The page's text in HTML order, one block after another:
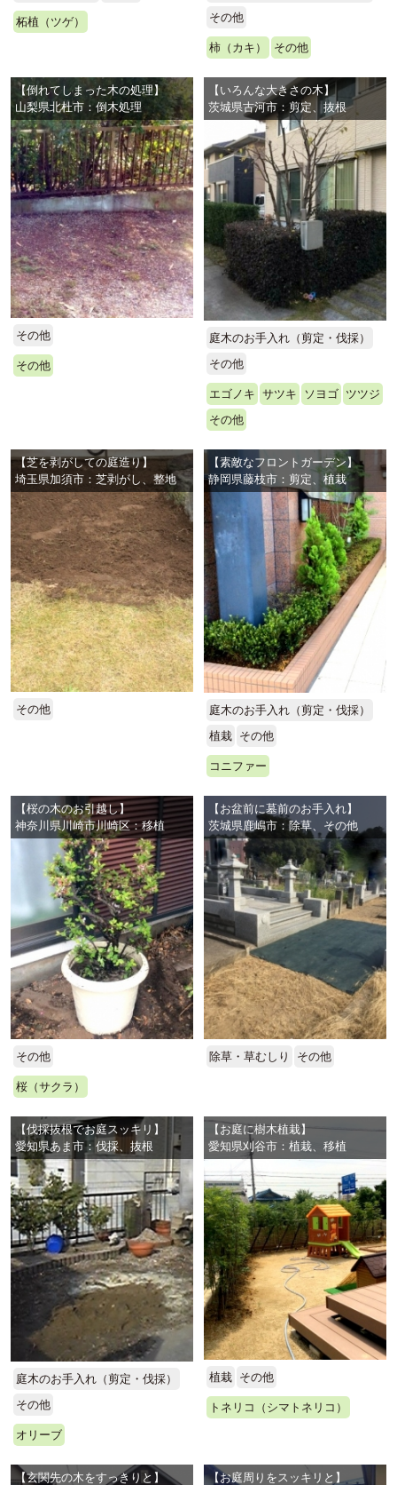
柘植（ツゲ）
その他
柿（カキ） その他
【倒れてしまった木の処理】
山梨県北杜市：倒木処理
その他
その他
【いろんな大きさの木】
茨城県古河市：剪定、抜根
庭木のお手入れ（剪定・伐採）
その他
エゴノキ サツキ ソヨゴ ツツジ
その他
【芝を剥がしての庭造り】
埼玉県加須市：芝剥がし、整地
その他
【素敵なフロントガーデン】
静岡県藤枝市：剪定、植栽
庭木のお手入れ（剪定・伐採）
植栽 その他
コニファー
【桜の木のお引越し】
神奈川県川崎市川崎区：移植
その他
桜（サクラ）
【お盆前に墓前のお手入れ】
茨城県鹿嶋市：除草、その他
除草・草むしり その他
【伐採抜根でお庭スッキリ】
愛知県あま市：伐採、抜根
庭木のお手入れ（剪定・伐採）
その他
オリーブ
【お庭に樹木植栽】
愛知県刈谷市：植栽、移植
植栽 その他
トネリコ（シマトネリコ）
【玄関先の木をすっきりと】 【お庭周りをスッキリと】